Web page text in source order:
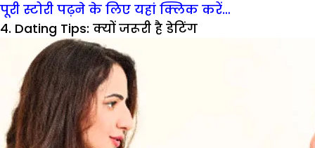
पूरी स्टोरी पढ़ने के लिए यहां क्लिक करें…
4. Dating Tips: क्यों जरूरी है डेटिंग